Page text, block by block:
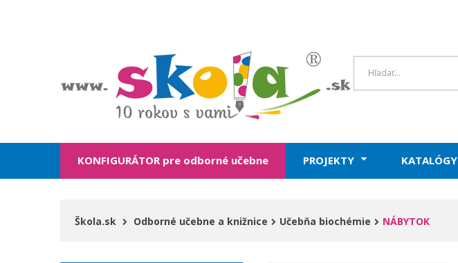
KONFIGURÁTOR pre odborné učebne PROJEKTY KATALÓGY
Škola.sk Odborné učebne a knižnice Učebňa biochémie NÁBYTOK